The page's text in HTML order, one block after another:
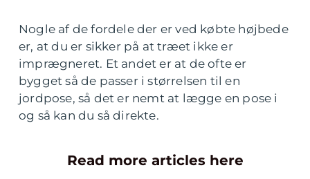
Nogle af de fordele der er ved købte højbede
er, at du er sikker på at træet ikke er
imprægneret. Et andet er at de ofte er
bygget så de passer i størrelsen til en
jordpose, så det er nemt at lægge en pose i
og så kan du så direkte.
Read more articles here